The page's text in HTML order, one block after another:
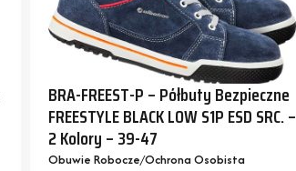
BRA-FREEST-P – Półbuty Bezpieczne
FREESTYLE BLACK LOW S1P ESD SRC. –
2 Kolory – 39-47
Obuwie Robocze Ochrona Osobista